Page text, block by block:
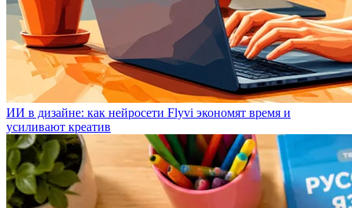
ИИ в дизайне: как нейросети Flyvi экономят время и
усиливают креатив